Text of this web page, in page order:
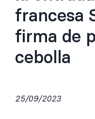
francesa
firma de
cebolla
25/09/2023